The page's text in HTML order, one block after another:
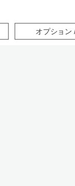
オプション